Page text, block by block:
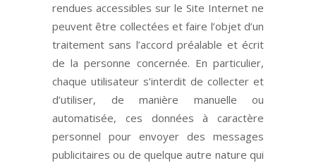
rendues accessibles sur le Site Internet ne
peuvent être collectées et faire l’objet d’un
traitement sans l’accord préalable et écrit
de la personne concernée. En particulier,
chaque utilisateur s’interdit de collecter et
d’utiliser, de manière manuelle ou
automatisée, ces données à caractère
personnel pour envoyer des messages
publicitaires ou de quelque autre nature qui